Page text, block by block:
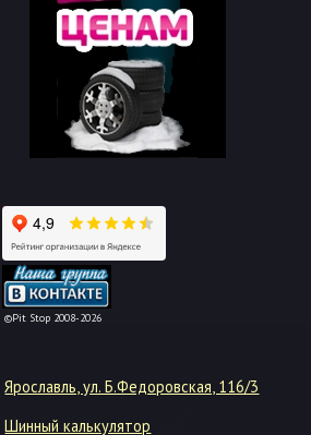
©Pit Stop 2008-2026
-->
Ярославль, ул. Б.Федоровская, 116/3
Шинный калькулятор